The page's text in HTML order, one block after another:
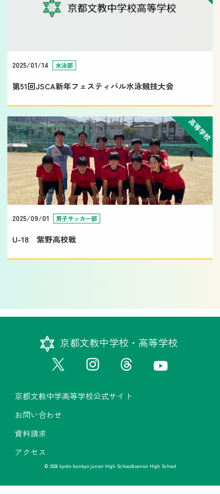
2025/01/14 水泳部
第51回JSCA新年フェスティバル水泳競技大会
高等学校
2025/09/01 男子サッカー部
U-18 紫野高校戦
京都文教中学校・高等学校
京都文教中学高等学校公式サイト
お問い合わせ
資料請求
アクセス
© 2026 kyoto bunkyo junior High School&senior High School